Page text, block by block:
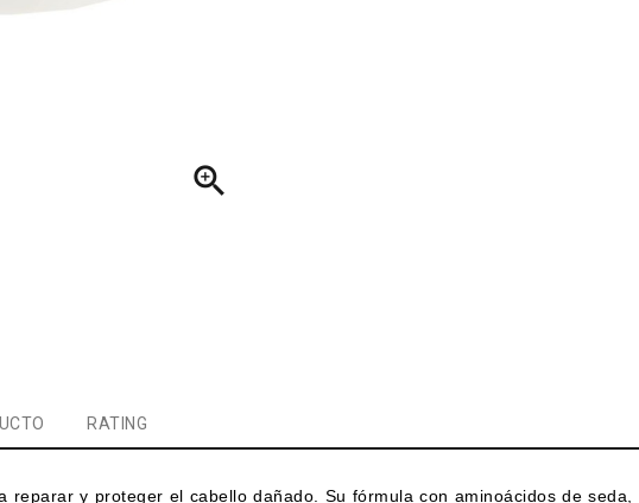

RATING
reparar y proteger el cabello dañado. Su fórmula con aminoácidos de